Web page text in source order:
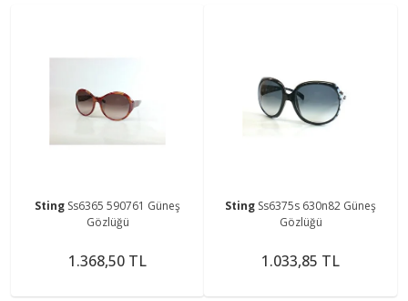
Sting Ss6365 590761 Güneş
Gözlüğü
1.368,50 TL
Sting Ss6375s 630n82 Güneş
Gözlüğü
1.033,85 TL